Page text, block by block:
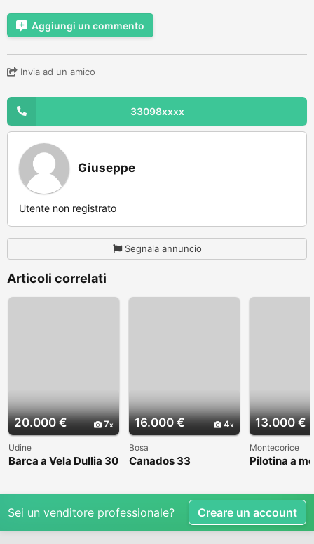
Aggiungi un commento
Invia ad un amico
33098xxxx
Giuseppe
Utente non registrato
Segnala annuncio
Articoli correlati
20.000 € 7
Udine
Barca a Vela Dullia 30
16.000 € 4
Bosa
Canados 33
13.000 €
Montecorice
Pilotina a
Sei un venditore professionale? Creare un account